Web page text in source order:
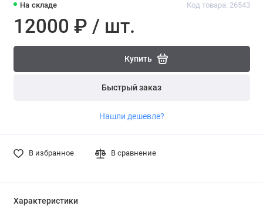
На складе Код товара: 26543
12000 ₽ / шт.
Купить
Быстрый заказ
Нашли дешевле?
В избранное В сравнение
Характеристики